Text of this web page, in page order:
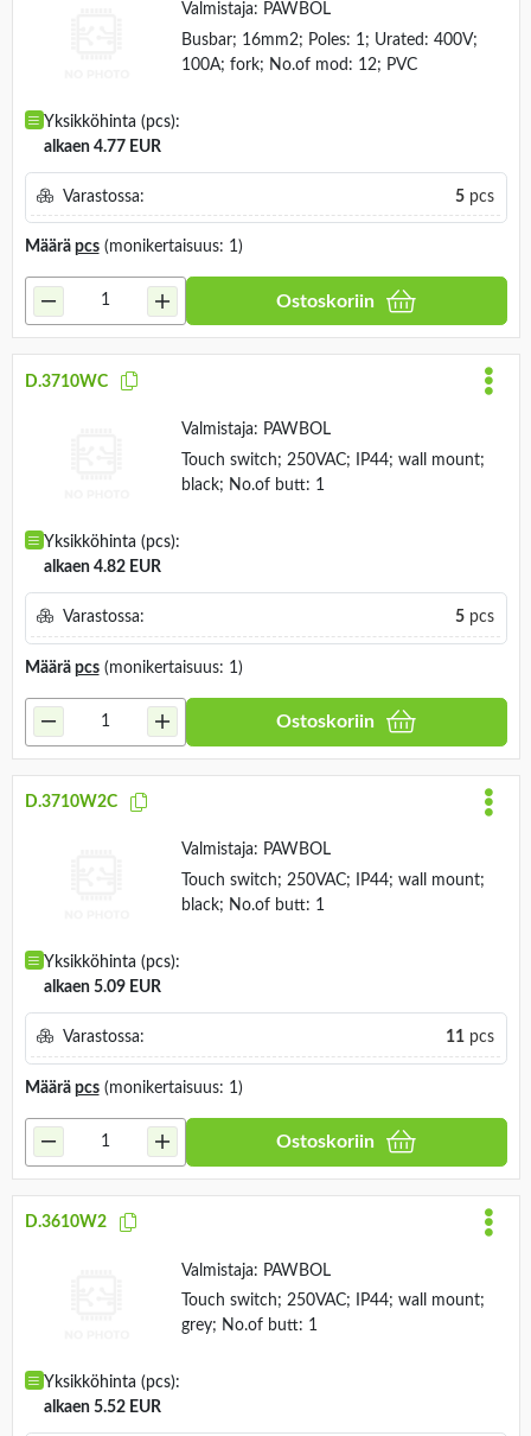
Valmistaja: PAWBOL
Busbar; 16mm2; Poles: 1; Urated: 400V;
100A; fork; No.of mod: 12; PVC
Yksikköhinta (pcs):
alkaen 4.77 EUR
Varastossa: 5pcs
Määrä pcs(monikertaisuus: 1)
Ostoskoriin
D.3710WC
Valmistaja: PAWBOL
Touch switch; 250VAC; IP44; wall mount;
black; No.of butt: 1
Yksikköhinta (pcs):
alkaen 4.82 EUR
Varastossa: 5pcs
Määrä pcs(monikertaisuus: 1)
Ostoskoriin
D.3710W2C
Valmistaja: PAWBOL
Touch switch; 250VAC; IP44; wall mount;
black; No.of butt: 1
Yksikköhinta (pcs):
alkaen 5.09 EUR
Varastossa: 11pcs
Määrä pcs(monikertaisuus: 1)
Ostoskoriin
D.3610W2
Valmistaja: PAWBOL
Touch switch; 250VAC; IP44; wall mount;
grey; No.of butt: 1
Yksikköhinta (pcs):
alkaen 5.52 EUR